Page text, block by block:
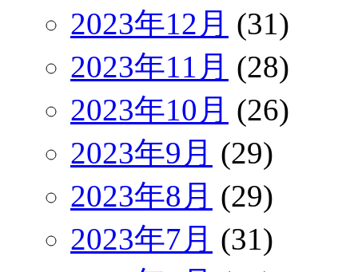
2023年12月 (31)
2023年11月 (28)
2023年10月 (26)
2023年9月 (29)
2023年8月 (29)
2023年7月 (31)